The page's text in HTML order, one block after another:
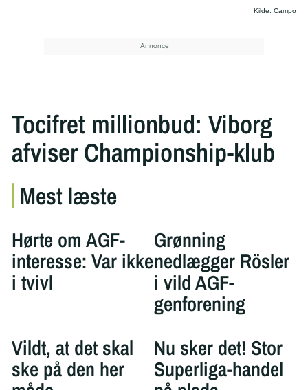
Kilde: Campo
Tocifret millionbud: Viborg
afviser Championship-klub
Mest læste
Hørte om AGF-
interesse: Var ikke
i tvivl
Grønning
nedlægger Rösler
i vild AGF-
genforening
Vildt, at det skal
ske på den her
Nu sker det! Stor
Superliga-handel